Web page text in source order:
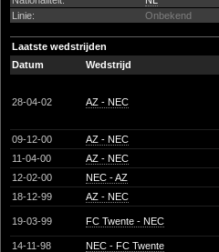
Linie:
Onbekend
Laatste wedstrijden
Datum
Wedstrijd
28-04-02 AZ - NEC
09-12-00 AZ - NEC
11-04-00
AZ - NEC
12-02-00
NEC - AZ
18-12-99
AZ - NEC
19-03-99 FC Twente - NEC
14-11-98 NEC - FC Twente